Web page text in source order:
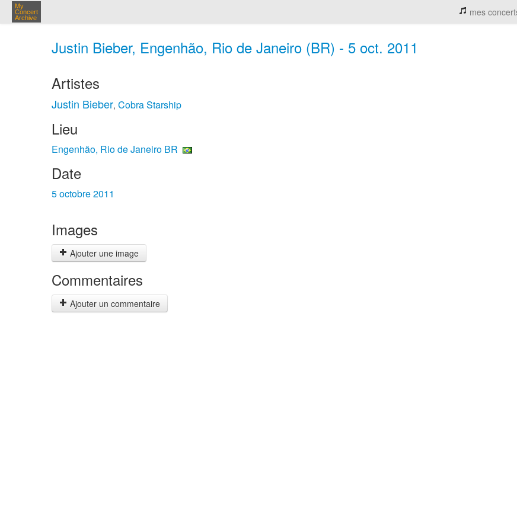
My
Concert
Archive
mes
Justin Bieber, Engenhão, Rio de Janeiro (BR) - 5 oct. 2011
Artistes
Justin Bieber, Cobra Starship
Lieu
Engenhão, Rio de Janeiro BR
Date
5 octobre 2011
Images
Ajouter une image
Commentaires
Ajouter un commentaire